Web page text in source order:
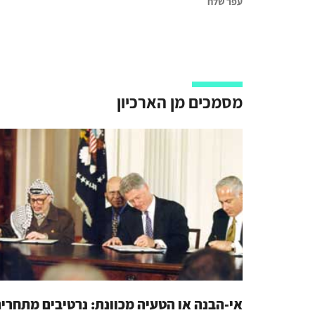
מסמכים מן הארכיון
אי-הבנה או הטעיה מכוונת: נרטיבים